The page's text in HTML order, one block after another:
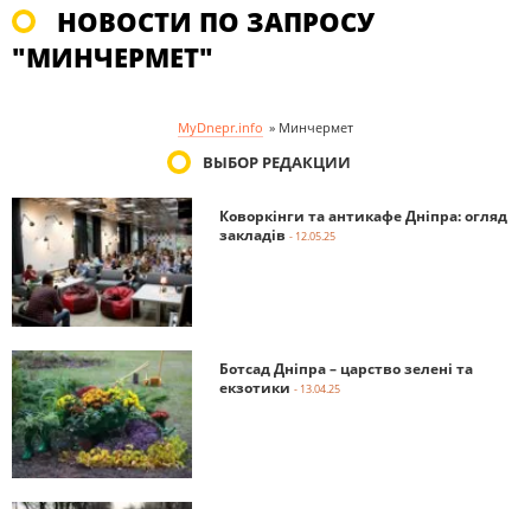
НОВОСТИ ПО ЗАПРОСУ
"МИНЧЕРМЕТ"
MyDnepr.info » Минчермет
ВЫБОР РЕДАКЦИИ
Коворкінги та антикафе Дніпра: огляд
закладів - 12.05.25
Ботсад Дніпра – царство зелені та
екзотики - 13.04.25